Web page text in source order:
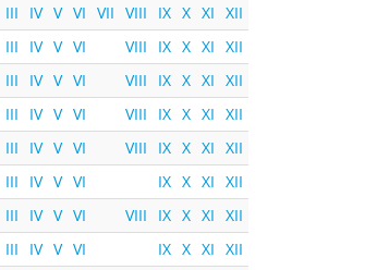
III IV V VI VII VIII IX X XI XII
III IV V VI VIII IX X XI XII
III IV V VI VIII IX X XI XII
III IV V VI VIII IX X XI XII
III IV V VI VIII IX X XI XII
III IV V VI IX X XI XII
III IV V VI VIII IX X XI XII
III IV V VI IX X XI XII